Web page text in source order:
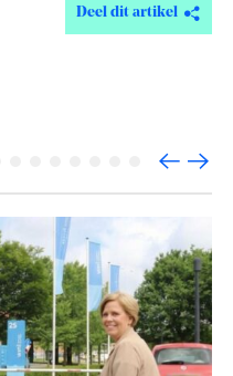
Deel dit artikel